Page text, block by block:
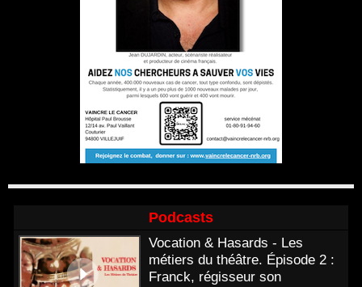
Podcasts
Vocation & Hasards - Les
métiers du théâtre. Épisode 2 :
Franck, régisseur son